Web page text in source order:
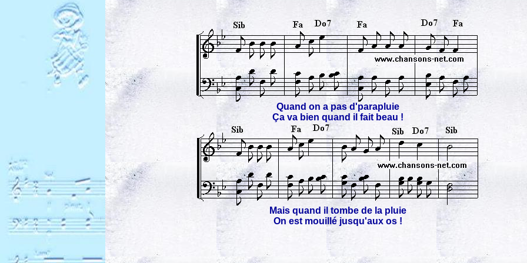
Quand on a pas d'parapluie
Ça va bien quand il fait beau !
Mais quand il tombe de la pluie
On est mouillé jusqu'aux os !